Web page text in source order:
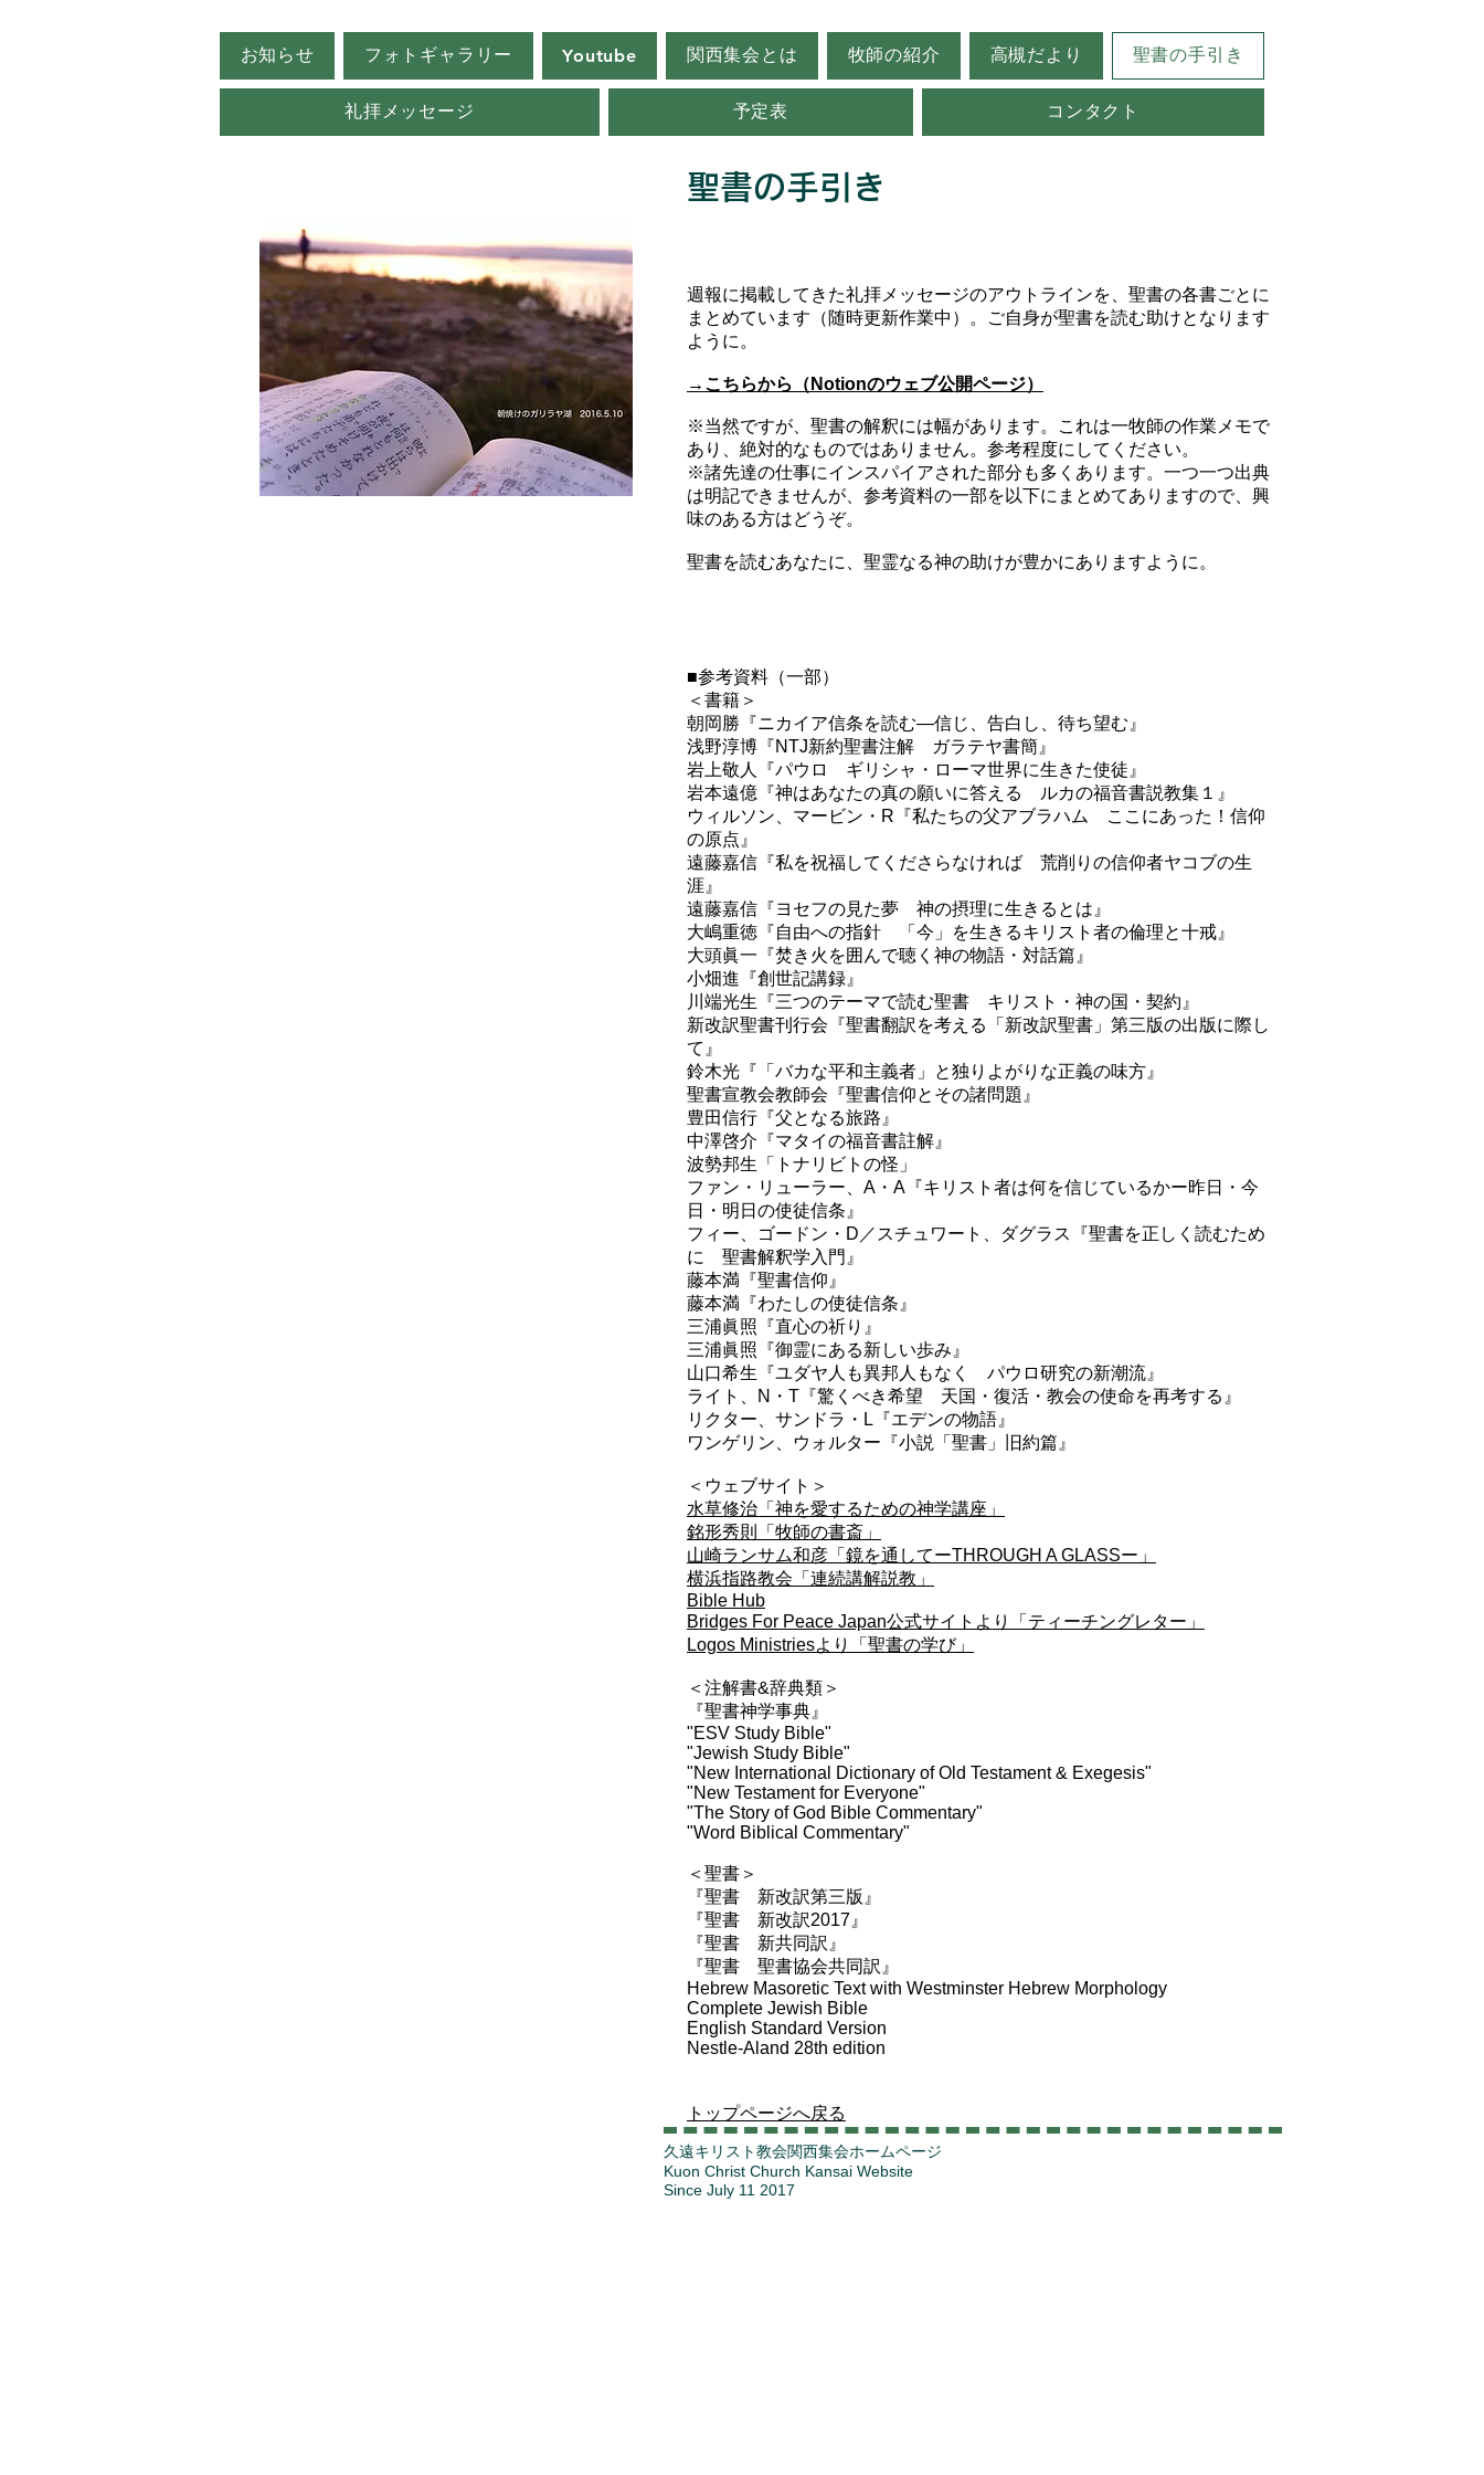
お知らせ フォトギャラリー Youtube 関西集会とは 牧師の紹介 高槻だより 聖書の手引き
礼拝メッセージ 予定表 コンタクト
​聖書の手引き
週報に掲載してきた礼拝メッセージのアウトラインを、聖書の各書ごとに
まとめています（随時更新作業中）。
ご自身が聖書を読む助けとなります
ように。
→こちらから（ Notionのウェブ公開ページ）
※当然ですが、聖書の解釈には幅があります。これは一牧師の作業メモで
あり、絶対的なものではありません。参考程度にしてください。
※諸先達の仕事にインスパイアされた部分も多くあります。一つ一つ出典
は明記できませんが、参考資料の一部を以下にまとめてありますので、興
味のある方はどうぞ。
聖書を読むあなたに、聖霊なる神の助けが豊かにありますように。
■参考資料（一部）
＜書籍＞
朝岡勝『ニカイア信条を読む―信じ、告白し、待ち望む』
浅野淳博『NTJ新約聖書注解 ガラテヤ書簡』
岩上敬人『パウロ ギリシャ・ローマ世界に生きた使徒』
岩本遠億『神はあなたの真の願いに答える ルカの福音書説教集１』
ウィルソン、マービン・R『私たちの父アブラハム ここにあった！信仰
の原点』
遠藤嘉信『私を祝福してくださらなければ 荒削りの信仰者ヤコブの生
涯』
遠藤嘉信『ヨセフの見た夢 神の摂理に生きるとは』
大嶋重徳『自由への指針 「今」を生きるキリスト者の倫理と十戒』
大頭眞一『焚き火を囲んで聴く神の物語・対話篇』
小畑進『創世記講録』
川端光生『三つのテーマで読む聖書 キリスト・神の国・契約』
新改訳聖書刊行会『聖書翻訳を考える「新改訳聖書」第三版の出版に際し
て』
​鈴木光『「バカな平和主義者」と独りよがりな正義の味方』
​聖書宣教会教師会『聖書信仰とその諸問題』
豊田信行『父となる旅路』
​中澤啓介『マタイの福音書註解』
波勢邦生「トナリビトの怪」
ファン・リューラー、A・A『キリスト者は何を信じているかー昨日・今
日・明日の使徒信条』
​フィー、ゴードン・D／スチュワート、ダグラス『聖書を正しく読むため
に 聖書解釈学入門』
藤本満『聖書信仰』
藤本満『わたしの使徒信条』
​三浦眞照『直心の祈り』
​三浦眞照『御霊にある新しい歩み』
山口希生『ユダヤ人も異邦人もなく パウロ研究の新潮流』
ライト、N・T『驚くべき希望 天国・復活・教会の使命を再考する』
リクター、サンドラ・L『エデンの物語』
ワンゲリン、ウォルター『小説「聖書」旧約篇』
＜ウェブサイト＞
水草修治「神を愛するための神学講座」
銘形秀則「牧師の書斎」
山崎ランサム和彦「鏡を通してーTHROUGH A GLASSー」
横浜指路教会「連続講解説教」
Bible Hub
Bridges For Peace Japan公式サイトより「ティーチングレター」
Logos Ministriesより「聖書の学び」
＜注解書&辞典類＞
​『聖書神学事典』
"ESV Study Bible"
"Jewish Study Bible"
"New International Dictionary of Old Testament & Exegesis"
"New Testament for Everyone"
"The Story of God Bible Commentary"
"Word Biblical Commentary"
＜聖書＞
『聖書 新改訳第三版』
『聖書 新改訳2017』
『聖書 新共同訳』
​『聖書 聖書協会共同訳』
Hebrew Masoretic Text with Westminster Hebrew Morphology
Complete Jewish Bible
English Standard Version
Nestle-Aland 28th edition
トップページへ戻る
久遠キリスト教会関西集会ホームページ
Kuon Christ Church Kansai Website
Since July 11 2017